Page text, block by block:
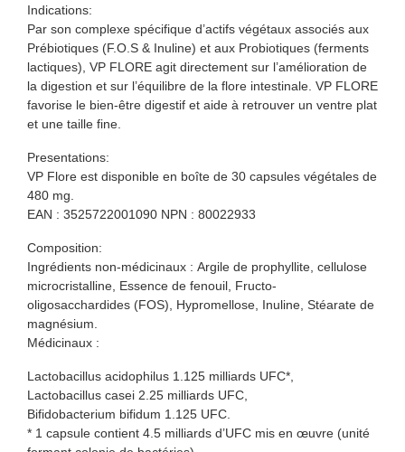
Indications:
Par son complexe spécifique d’actifs végétaux associés aux
Prébiotiques (F.O.S & Inuline) et aux Probiotiques (ferments
lactiques), VP FLORE agit directement sur l’amélioration de
la digestion et sur l’équilibre de la flore intestinale. VP FLORE
favorise le bien-être digestif et aide à retrouver un ventre plat
et une taille fine.
Presentations:
VP Flore est disponible en boîte de 30 capsules végétales de
480 mg.
EAN : 3525722001090 NPN : 80022933
Composition:
Ingrédients non-médicinaux : Argile de prophyllite, cellulose
microcristalline, Essence de fenouil, Fructo-
oligosacchardides (FOS), Hypromellose, Inuline, Stéarate de
magnésium.
Médicinaux :
Lactobacillus acidophilus 1.125 milliards UFC*,
Lactobacillus casei 2.25 milliards UFC,
Bifidobacterium bifidum 1.125 UFC.
* 1 capsule contient 4.5 milliards d’UFC mis en œuvre (unité